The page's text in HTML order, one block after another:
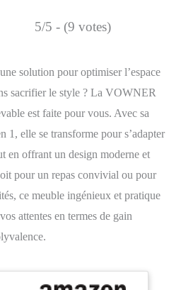
5/5 - (9 votes)
solution pour optimiser l’espace
sacrifier le style ? La VOWNER
est faite pour vous. Avec sa
1, elle se transforme pour s’adapter
en offrant un design moderne et
pour un repas convivial ou pour
ce meuble ingénieux et pratique
attentes en termes de gain